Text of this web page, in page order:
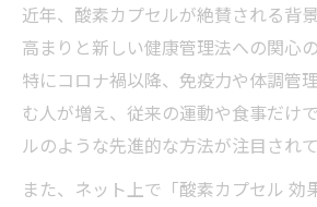
近年、酸素カプセルが絶賛される背
高まりと新しい健康管理法への関心
特にコロナ禍以降、免疫力や体調管
む人が増え、従来の運動や食事だけ
ルのような先進的な方法が注目されて
また、ネット上で「酸素カプセル 効